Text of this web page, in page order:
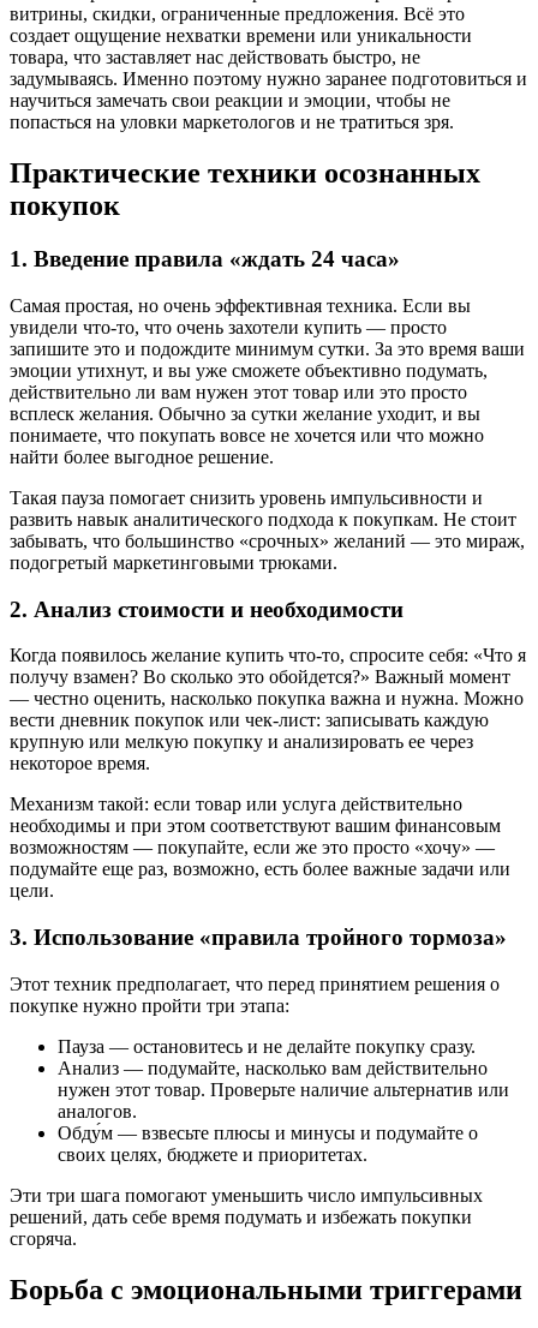
витрины, скидки, ограниченные предложения. Всё это
создает ощущение нехватки времени или уникальности
товара, что заставляет нас действовать быстро, не
задумываясь. Именно поэтому нужно заранее подготовиться и
научиться замечать свои реакции и эмоции, чтобы не
попасться на уловки маркетологов и не тратиться зря.
Практические техники осознанных
покупок
1. Введение правила «ждать 24 часа»
Самая простая, но очень эффективная техника. Если вы
увидели что-то, что очень захотели купить — просто
запишите это и подождите минимум сутки. За это время ваши
эмоции утихнут, и вы уже сможете объективно подумать,
действительно ли вам нужен этот товар или это просто
всплеск желания. Обычно за сутки желание уходит, и вы
понимаете, что покупать вовсе не хочется или что можно
найти более выгодное решение.
Такая пауза помогает снизить уровень импульсивности и
развить навык аналитического подхода к покупкам. Не стоит
забывать, что большинство «срочных» желаний — это мираж,
подогретый маркетинговыми трюками.
2. Анализ стоимости и необходимости
Когда появилось желание купить что-то, спросите себя: «Что я
получу взамен? Во сколько это обойдется?» Важный момент
— честно оценить, насколько покупка важна и нужна. Можно
вести дневник покупок или чек-лист: записывать каждую
крупную или мелкую покупку и анализировать ее через
некоторое время.
Механизм такой: если товар или услуга действительно
необходимы и при этом соответствуют вашим финансовым
возможностям — покупайте, если же это просто «хочу» —
подумайте еще раз, возможно, есть более важные задачи или
цели.
3. Использование «правила тройного тормоза»
Этот техник предполагает, что перед принятием решения о
покупке нужно пройти три этапа:
Пауза — остановитесь и не делайте покупку сразу.
Анализ — подумайте, насколько вам действительно
нужен этот товар. Проверьте наличие альтернатив или
аналогов.
Обду́м — взвесьте плюсы и минусы и подумайте о
своих целях, бюджете и приоритетах.
Эти три шага помогают уменьшить число импульсивных
решений, дать себе время подумать и избежать покупки
сгоряча.
Борьба с эмоциональными триггерами